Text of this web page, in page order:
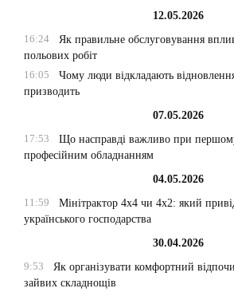
12.05.2026
16:24
Як правильне обслуговування
польових робіт
16:05
Чому люди відкладають
призводить
07.05.2026
17:53
Що насправді важливо при
професійним обладнанням
04.05.2026
11:59
Мінітрактор 4х4 чи 4х2: який
українського господарства
30.04.2026
9:53
Як організувати комфортний
зайвих складнощів